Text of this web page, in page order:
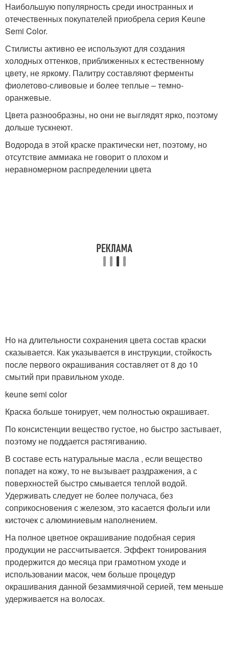
Наибольшую популярность среди иностранных и
отечественных покупателей приобрела серия Keune
Semi Color.
Стилисты активно ее используют для создания
холодных оттенков, приближенных к естественному
цвету, не яркому. Палитру составляют ферменты
фиолетово-сливовые и более теплые – темно-
оранжевые.
Цвета разнообразны, но они не выглядят ярко, поэтому
дольше тускнеют.
Водорода в этой краске практически нет, поэтому, но
отсутствие аммиака не говорит о плохом и
неравномерном распределении цвета
Но на длительности сохранения цвета состав краски
сказывается. Как указывается в инструкции, стойкость
после первого окрашивания составляет от 8 до 10
смытий при правильном уходе.
keune semi color
Краска больше тонирует, чем полностью окрашивает.
По консистенции вещество густое, но быстро застывает,
поэтому не поддается растягиванию.
В составе есть натуральные масла , если вещество
попадет на кожу, то не вызывает раздражения, а с
поверхностей быстро смывается теплой водой.
Удерживать следует не более получаса, без
соприкосновения с железом, это касается фольги или
кисточек с алюминиевым наполнением.
На полное цветное окрашивание подобная серия
продукции не рассчитывается. Эффект тонирования
продержится до месяца при грамотном уходе и
использовании масок, чем больше процедур
окрашивания данной безаммиячной серией, тем меньше
удерживается на волосах.